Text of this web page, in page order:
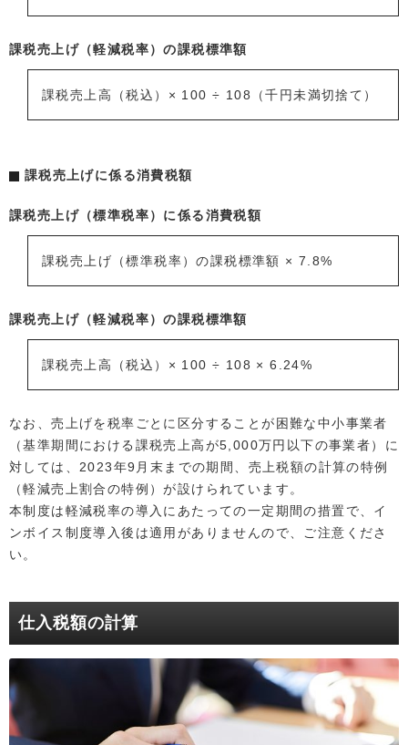
課税売上げ（軽減税率）の課税標準額
課税売上高（税込）× 100 ÷ 108（千円未満切捨て）
課税売上げに係る消費税額
課税売上げ（標準税率）に係る消費税額
課税売上げ（標準税率）の課税標準額 × 7.8%
課税売上げ（軽減税率）の課税標準額
課税売上高（税込）× 100 ÷ 108 × 6.24%
なお、売上げを税率ごとに区分することが困難な中小事業者
（基準期間における課税売上高が5,000万円以下の事業者）に
対しては、2023年9月末までの期間、売上税額の計算の特例
（軽減売上割合の特例）が設けられています。
本制度は軽減税率の導入にあたっての一定期間の措置で、イ
ンボイス制度導入後は適用がありませんので、ご注意くださ
い。
仕入税額の計算